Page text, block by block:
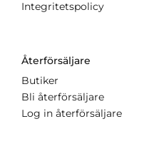
Integritetspolicy
Återförsäljare
Butiker
Bli återförsäljare
Log in återförsäljare